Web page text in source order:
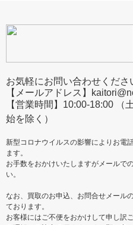
お気軽にお問い合わせくださ
【メールアドレス】
【営業時間】10:00-18:00 （
始を除く）
新型コロナウイルスの影響によりお電
ます。
お手数をおかけいたしますがメールで
い。
なお、買取のお申込、お問合せメール
ております。
お客様にはご不便をおかけして申し訳